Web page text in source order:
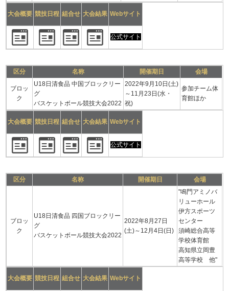
大会概要 競技日程 組合せ 大会結果 Webサイト
公式サイト
区分 名称 開催期日 会場
ブロッ
ク
U18日清食品 中国ブロックリー
グ
バスケットボール競技大会2022
2022年9月10日(土)
～11月23日(水・
祝)
参加チーム体
育館ほか
大会概要 競技日程 組合せ 大会結果 Webサイト
公式サイト
区分 名称 開催期日 会場
ブロッ
ク
U18日清食品 四国ブロックリー
グ
バスケットボール競技大会2022
2022年8月27日
(土)～12月4日(日)
"鳴門アミノバ
リューホール
伊方スポーツ
センター
須崎総合高等
学校体育館
高知県立岡豊
高等学校 他"
大会概要 競技日程 組合せ 大会結果 Webサイト